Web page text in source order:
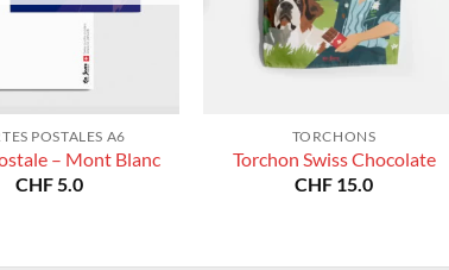
POSTALES A6
– Mont Blanc
CHF5.0
TORCHONS
Torchon Swiss Chocolate
CHF 15.0